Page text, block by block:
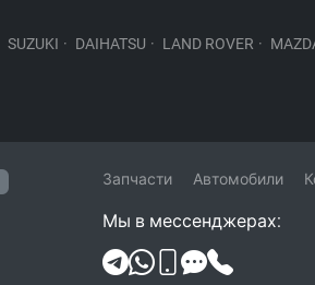
SUZUKI · DAIHATSU · LAND ROVER ·
Запчасти Автомобили
Мы в мессенджерах: